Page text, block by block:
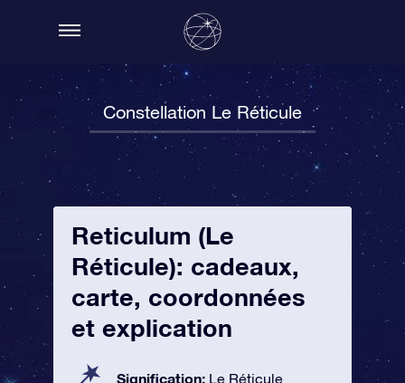
Constellation Le Réticule
Reticulum (Le
Réticule): cadeaux,
carte, coordonnées
et explication
Signification: Le Réticule